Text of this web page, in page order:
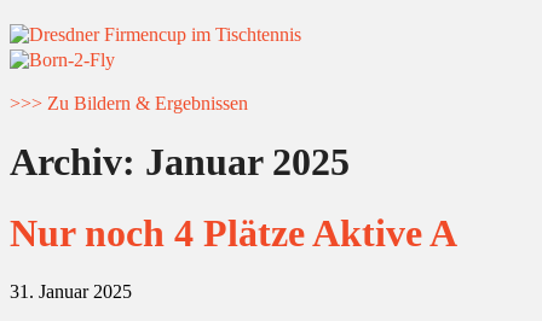
>>> Zu Bildern & Ergebnissen
Archiv: Januar 2025
Nur noch 4 Plätze Aktive A
31. Januar 2025